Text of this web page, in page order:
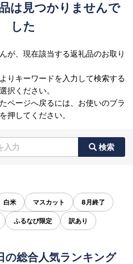
は見つかりませんで
した
が、現在該当する返礼品のお取り
りキーワードを入力して検索する
択ください。
ページへ戻るには、お使いのブラ
押してください。
検索
白米 マスカット 8月終了
ふるなび限定 訳あり
総合人気ランキング